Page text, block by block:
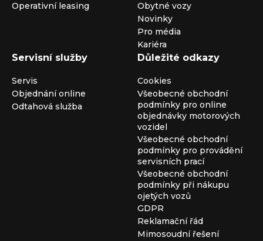
Operativní leasing
Obytné vozy
Novinky
Pro média
Kariéra
Servisní služby
Servis
Objednání online
Odtahová služba
Důležité odkazy
Cookies
Všeobecné obchodní
podmínky pro online
objednávky motorových
vozidel
Všeobecné obchodní
podmínky pro provádění
servisních prací
Všeobecné obchodní
podmínky při nákupu
ojetých vozů
GDPR
Reklamační řád
Mimosoudní řešení